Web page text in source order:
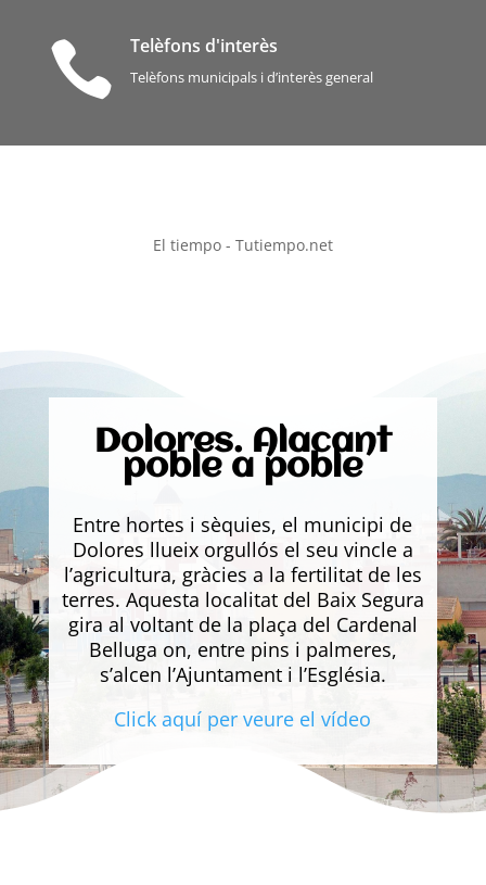
 Telèfons d'interès
Telèfons municipals i d’interès general
El tiempo - Tutiempo.net
Dolores. Alacant
poble a poble
Entre hortes i sèquies, el municipi de
Dolores llueix orgullós el seu vincle a
l’agricultura, gràcies a la fertilitat de les
terres. Aquesta localitat del Baix Segura
gira al voltant de la plaça del Cardenal
Belluga on, entre pins i palmeres,
s’alcen l’Ajuntament i l’Església.
Click aquí per veure el vídeo